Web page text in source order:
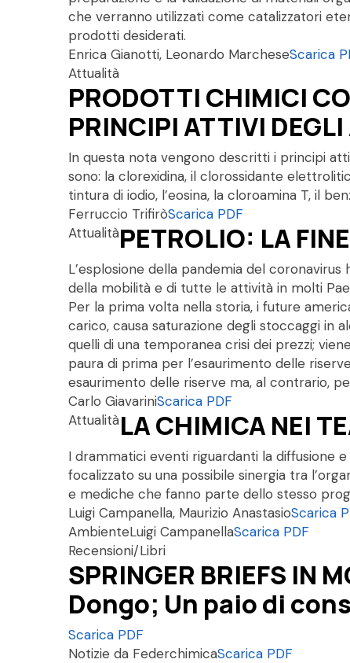
che verranno utilizzati come catalizzatori
prodotti desiderati.
Enrica Gianotti, Leonardo MarcheseScarica
Attualità
PRODOTTI CHIMICI
PRINCIPI ATTIVI
In questa nota vengono descritti i principi
sono: la clorexidina, il clorossidante
tintura di iodio, l’eosina, la cloroamina T, il
Ferruccio TrifiròScarica PDF
AttualitàPETROLIO: LA
L’esplosione della pandemia del
della mobilità e di tutte le attività in molti
Per la prima volta nella storia, i future
carico, causa saturazione degli stoccaggi in
quelli di una temporanea crisi dei prezzi;
paura di prima per l’esaurimento delle
esaurimento delle riserve ma, al contrario,
Carlo GiavariniScarica PDF
AttualitàLA CHIMICA NEI
I drammatici eventi riguardanti la diffusione
focalizzato su una possibile sinergia tra
e mediche che fanno parte dello stesso
Luigi Campanella, Maurizio AnastasioScarica
AmbienteLuigi CampanellaScarica PDF
Recensioni/Libri
SPRINGER BRIEFS IN
Dongo; Un paio di
Scarica PDF
Notizie da FederchimicaScarica PDF